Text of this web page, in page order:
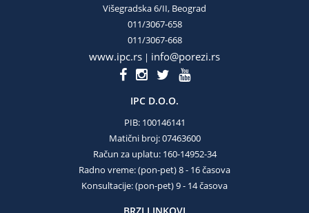
Višegradska 6/II, Beograd
011/3067-658
011/3067-668
www.ipc.rs | info@porezi.rs
IPC D.O.O.
PIB: 100146141
Matični broj: 07463600
Račun za uplatu: 160-14952-34
Radno vreme: (pon-pet) 8 - 16 časova
Konsultacije: (pon-pet) 9 - 14 časova